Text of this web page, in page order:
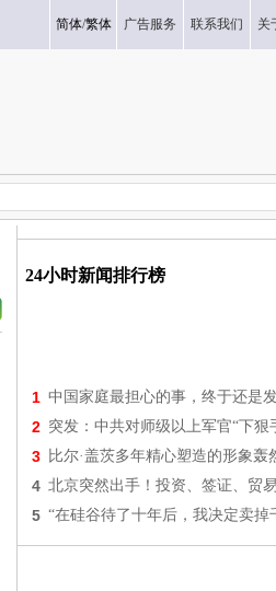
简体/繁体 广告服务 联系我们 关
24小时新闻排行榜
1 中国家庭最担心的事，终于还是
2 突发：中共对师级以上军官“下狠
3 比尔·盖茨多年精心塑造的形象轰
4 北京突然出手！投资、签证、贸
5 “在硅谷待了十年后，我决定卖掉